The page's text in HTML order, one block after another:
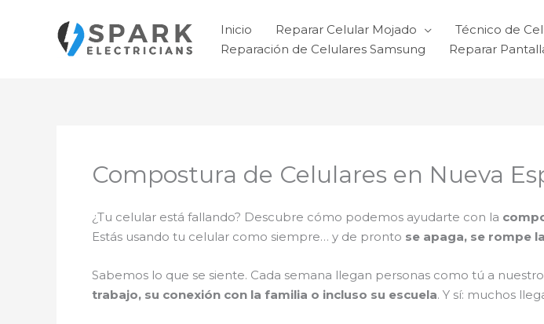
contenido
Inicio Reparar Celular Mojado Técnico de
Reparación de Celulares Samsung
Reparar
Compostura de Celulares en Nueva
¿Tu celular está fallando? Descubre cómo podemos ayudarte con la
Estás usando tu celular como siempre… y de pronto se apaga, se rompe
Sabemos lo que se siente. Cada semana llegan personas como tú a
trabajo, su conexión con la familia o incluso su escuela. Y sí: muchos